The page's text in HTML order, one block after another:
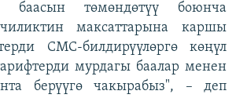
баасын төмөндөтүү боюнча
максаттарына каршы
СМС-билдирүүлөргө көңүл
мурдагы баалар менен
берүүгө чакырабыз", – деп